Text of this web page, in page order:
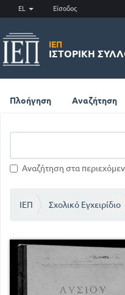
EL Είσοδος
ΙΕΠ
ΙΣΤΟΡΙΚΉ
Πλοήγηση Αναζήτηση
Αναζήτηση στα
ΙΕΠ Σχολικό Εγχειρίδιο